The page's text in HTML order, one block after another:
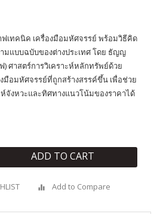
เทคนิค เครื่องมือมหัศจรรย์ พร้อมวิธีคิด
มแบบฉบับของต่างประเทศ โดย ธัญญ
ศาสตร์การวิเคราะห์หลักทรัพย์ด้วย
มือมหัศจรรย์ที่ถูกสร้างสรรค์ขึ้น เพื่อช่วย
จังหวะและทิศทางแนวโน้มของราคาได้
ADD TO CART
Add to Compare